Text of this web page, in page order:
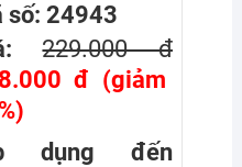
số: 24943
229.000 đ
đ (giảm
dụng đến